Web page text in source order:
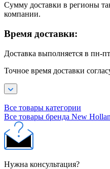
Сумму доставки в регионы
компании.
Время доставки:
Доставка выполняется в пн-
Точное время доставки
Все товары категории
Все товары бренда New
Нужна консультация?